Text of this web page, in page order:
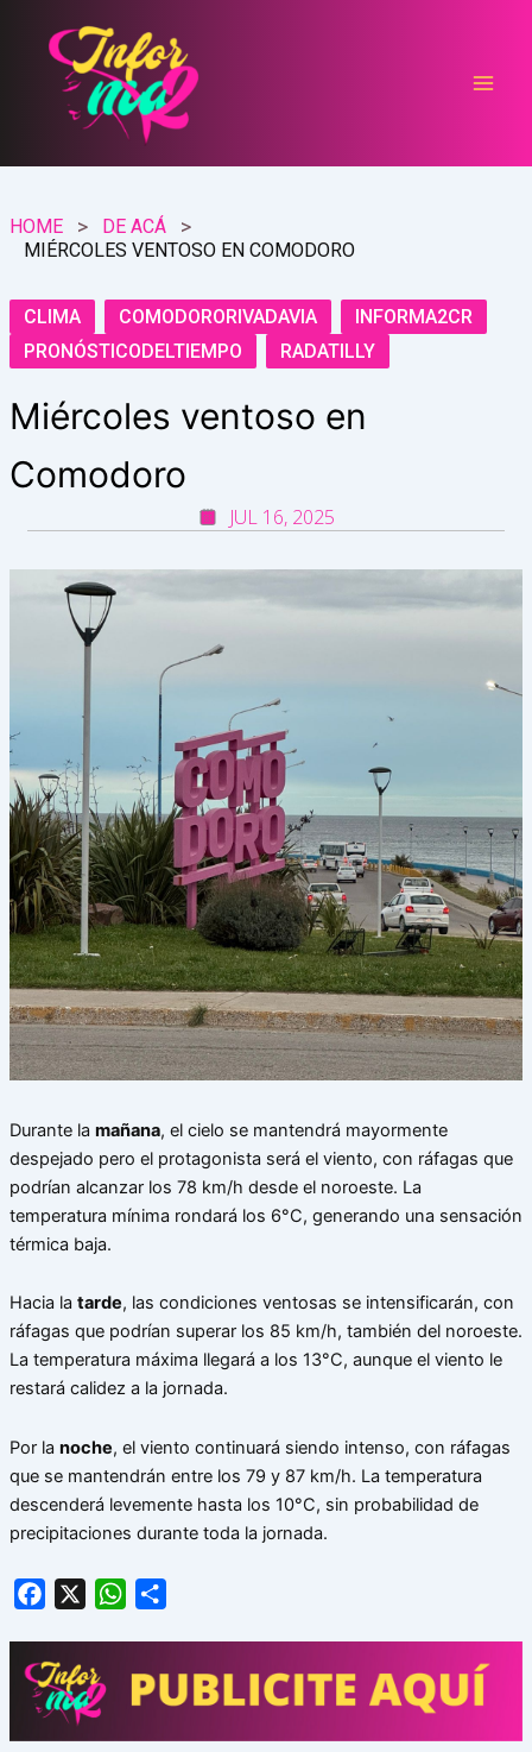
contenido
HOME
DE ACÁ
MIÉRCOLES VENTOSO EN COMODORO
CLIMA COMODORORIVADAVIA
INFORMA2CR
PRONÓSTICODELTIEMPO
RADATILLY
Miércoles ventoso en
Comodoro
JUL 16, 2025
Durante la mañana, el cielo se mantendrá mayormente
despejado pero el protagonista será el viento, con ráfagas que
podrían alcanzar los 78 km/h desde el noroeste. La
temperatura mínima rondará los 6°C, generando una sensación
térmica baja.
Hacia la tarde, las condiciones ventosas se intensificarán, con
ráfagas que podrían superar los 85 km/h, también del noroeste.
La temperatura máxima llegará a los 13°C, aunque el viento le
restará calidez a la jornada.
Por la noche, el viento continuará siendo intenso, con ráfagas
que se mantendrán entre los 79 y 87 km/h. La temperatura
descenderá levemente hasta los 10°C, sin probabilidad de
precipitaciones durante toda la jornada.
Facebook WhatsApp